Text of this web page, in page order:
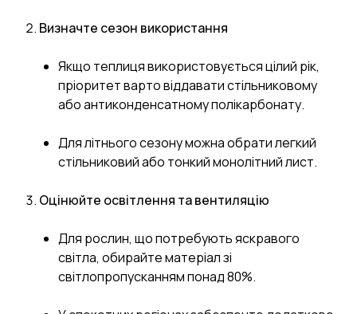
Визначте сезон використання
Якщо теплиця використовується цілий рік,
пріоритет варто віддавати стільниковому
або антиконденсатному полікарбонату.
Для літнього сезону можна обрати легкий
стільниковий або тонкий монолітний лист.
Оцінюйте освітлення та вентиляцію
Для рослин, що потребують яскравого
світла, обирайте матеріал зі
світлопропусканням понад 80%.